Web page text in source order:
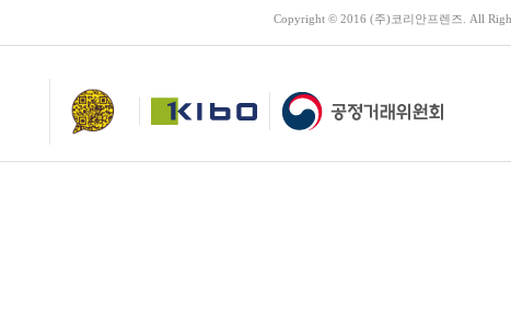
Copyright © 2016 (주)코리안프렌즈. All